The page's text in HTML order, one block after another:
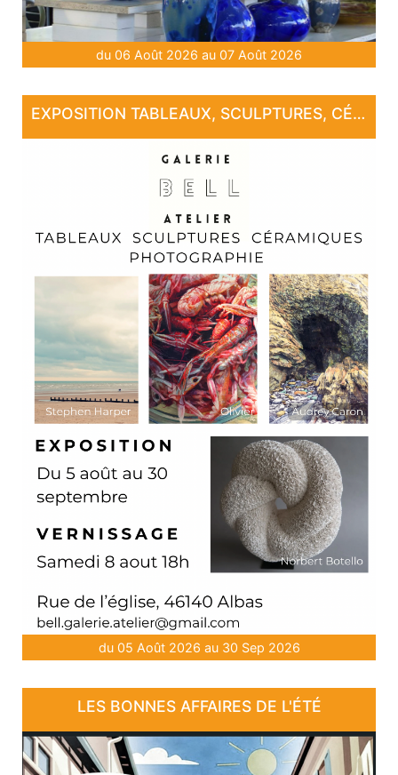
du 06 Août 2026 au 07 Août 2026
EXPOSITION TABLEAUX, SCULPTURES, CÉRAMIQUE, PHOTOGRAPHIE
du 05 Août 2026 au 30 Sep 2026
LES BONNES AFFAIRES DE L'ÉTÉ